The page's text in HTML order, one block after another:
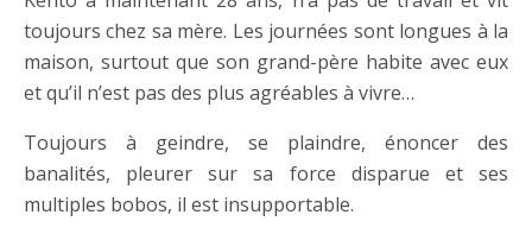
toujours chez sa mère. Les journées sont longues à la
maison, surtout que son grand-père habite avec eux
et qu’il n’est pas des plus agréables à vivre…
Toujours à geindre, se plaindre, énoncer des
banalités, pleurer sur sa force disparue et ses
multiples bobos, il est insupportable.